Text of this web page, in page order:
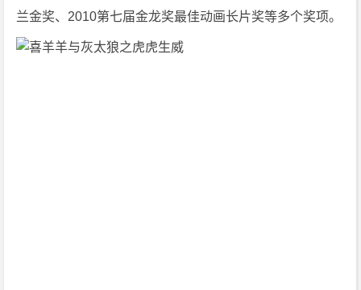
兰金奖、2010第七届金龙奖最佳动画长片奖等多个奖项。